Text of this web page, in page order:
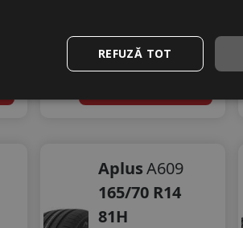
livrare 24/48 ore
Stoc magazin
AplusA609
165/70 R14
81H
REFUZĂ TOT